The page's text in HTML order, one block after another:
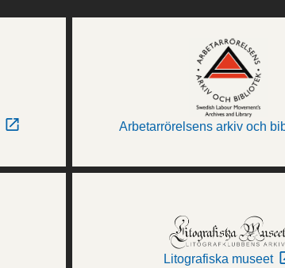
Arbetarrörelsens arkiv och
Litografiska museet